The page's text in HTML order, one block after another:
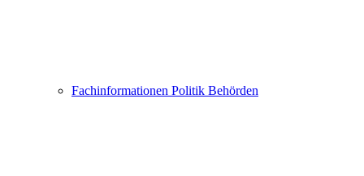
Fachinformationen Politik Behörden